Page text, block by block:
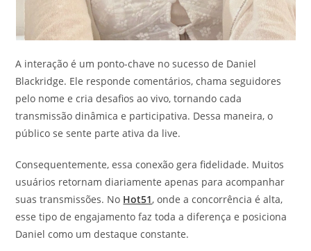
A interação é um ponto-chave no sucesso de Daniel
Blackridge. Ele responde comentários, chama seguidores
pelo nome e cria desafios ao vivo, tornando cada
transmissão dinâmica e participativa. Dessa maneira, o
público se sente parte ativa da live.
Consequentemente, essa conexão gera fidelidade. Muitos
usuários retornam diariamente apenas para acompanhar
suas transmissões. No Hot51, onde a concorrência é alta,
esse tipo de engajamento faz toda a diferença e posiciona
Daniel como um destaque constante.